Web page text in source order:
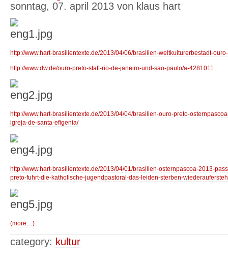
sonntag, 07. april 2013 von klaus hart
http://www.hart-brasilientexte.de/2013/04/06/brasilien-weltkulturerbestadt-
http://www.dw.de/ouro-preto-statt-rio-de-janeiro-und-sao-paulo/a-4281011
http://www.hart-brasilientexte.de/2013/04/04/brasilien-ouro-preto-
igreja-de-santa-efigenia/
http://www.hart-brasilientexte.de/2013/04/01/brasilien-osternpascoa-2013-
preto-fuhrt-die-katholische-jugendpastoral-das-leiden-sterben-
(more…)
category: kultur